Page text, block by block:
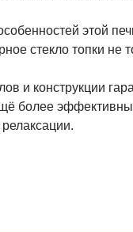
этой
стекло топки не
и конструкции
более